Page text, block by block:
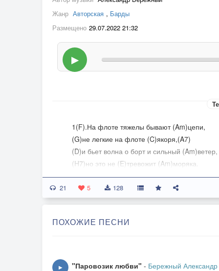
Жанр Авторская , Барды
Размещено 29.07.2022 21:32
▶
1(F).На флоте тяжелы бывают (Am)цепи,
(G)не легкие на флоте (C)якоря,(A7)
(D)и бьет волна о борт и сильный (Am)ветер,
(H7)но это не (E)тревожит (Am)моряка.
2.Вдруг дизель встанет вал не провернется,
и в дрейф ложиться судно вдоль волны,
менять форсунки, поршни и узлы.
чтоб склянки задержались хоть на миг,
21 5 128
ПОХОЖИЕ ПЕСНИ
▶ "Паровозик любви" - Бережный Александр